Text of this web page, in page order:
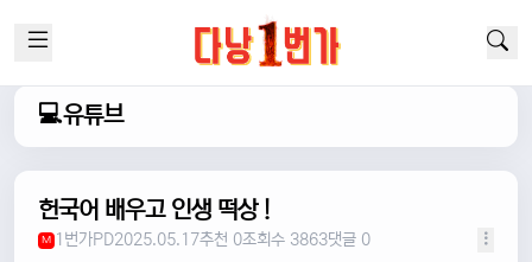
💻유튜브
헌국어 배우고 인생 떡상 !
M 1번가PD2025.05.17추천 0조회수 3863댓글 0